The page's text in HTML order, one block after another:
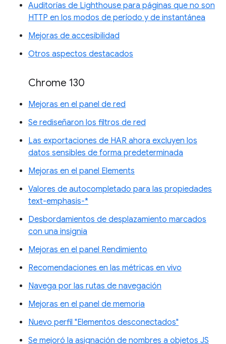
Auditorías de Lighthouse para páginas que no son
HTTP en los modos de período y de instantánea
Mejoras de accesibilidad
Otros aspectos destacados
Chrome 130
Mejoras en el panel de red
Se rediseñaron los filtros de red
Las exportaciones de HAR ahora excluyen los
datos sensibles de forma predeterminada
Mejoras en el panel Elements
Valores de autocompletado para las propiedades
text-emphasis-*
Desbordamientos de desplazamiento marcados
con una insignia
Mejoras en el panel Rendimiento
Recomendaciones en las métricas en vivo
Navega por las rutas de navegación
Mejoras en el panel de memoria
Nuevo perfil "Elementos desconectados"
Se mejoró la asignación de nombres a objetos JS